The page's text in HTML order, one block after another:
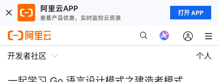
打开 APP
开发者社区 个人